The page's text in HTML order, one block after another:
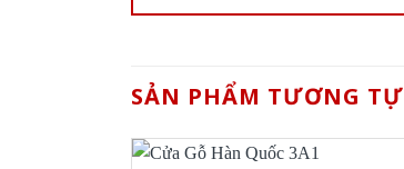
SẢN PHẨM TƯƠNG TỰ